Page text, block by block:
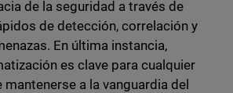
de la seguridad a través de
de detección, correlación y
En última instancia,
es clave para cualquier
mantenerse a la vanguardia del